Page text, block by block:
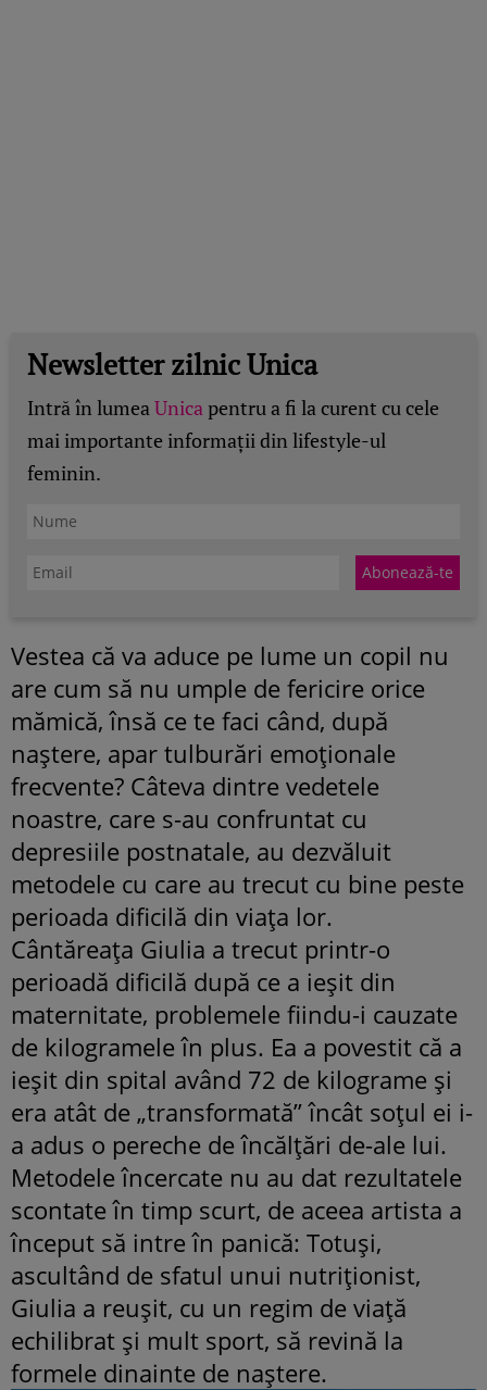
Newsletter zilnic Unica
Intră în lumeaUnicapentru a fi la curent cu cele
mai importante informații din lifestyle-ul
feminin.
Vestea că va aduce pe lume un copil nu
are cum să nu umple de fericire orice
mămică, însă ce te faci când, după
naştere, apar tulburări emoţionale
frecvente? Câteva dintre vedetele
noastre, care s-au confruntat cu
depresiile postnatale, au dezvăluit
metodele cu care au trecut cu bine peste
perioada dificilă din viaţa lor.
Cântăreaţa Giulia a trecut printr-o
perioadă dificilă după ce a ieşit din
maternitate, problemele fiindu-i cauzate
de kilogramele în plus. Ea a povestit că a
ieşit din spital având 72 de kilograme şi
era atât de „transformată” încât soţul ei i-
a adus o pereche de încălţări de-ale lui.
Metodele încercate nu au dat rezultatele
scontate în timp scurt, de aceea artista a
început să intre în panică: Totuşi,
ascultând de sfatul unui nutriţionist,
Giulia a reuşit, cu un regim de viaţă
echilibrat şi mult sport, să revină la
formele dinainte de naştere.